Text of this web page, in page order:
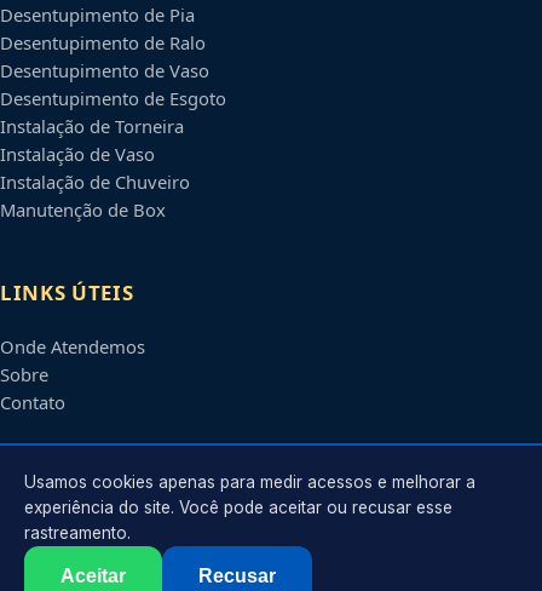
Desentupimento de Pia
Desentupimento de Ralo
Desentupimento de Vaso
Desentupimento de Esgoto
Instalação de Torneira
Instalação de Vaso
Instalação de Chuveiro
Manutenção de Box
LINKS ÚTEIS
Onde Atendemos
Sobre
Contato
CONTATO
Atendimento em
contato@encanadoremguarulhos.com.br
Usamos cookies apenas para medir acessos e melhorar a
experiência do site. Você pode aceitar ou recusar esse
rastreamento.
Aceitar Recusar